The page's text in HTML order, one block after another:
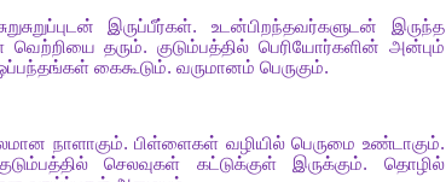
இருப்பீர்கள். உடன்பிறந்தவர்களுடன்
இருந்த
வெற்றியை தரும். குடும்பத்தில் பெரியோர்களின் அன்பும்
கைகூடும். வருமானம் பெருகும்.
நாளாகும்.பிள்ளைகள் வழியில் பெருமை உண்டாகும்.
செலவுகள் கட்டுக்குள் இருக்கும். தொழில்